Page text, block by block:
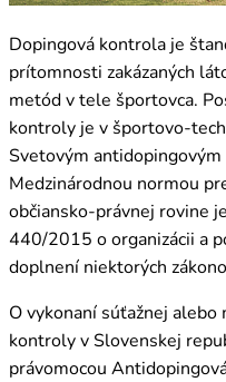
Dopingová kontrola je
prítomnosti zakázaných
metód v tele športovca.
kontroly je v športovo-
Svetovým
Medzinárodnou normou
občiansko-právnej rovine
440/2015 o organizácii a
doplnení niektorých
O vykonaní súťažnej
kontroly v Slovenskej
právomocou